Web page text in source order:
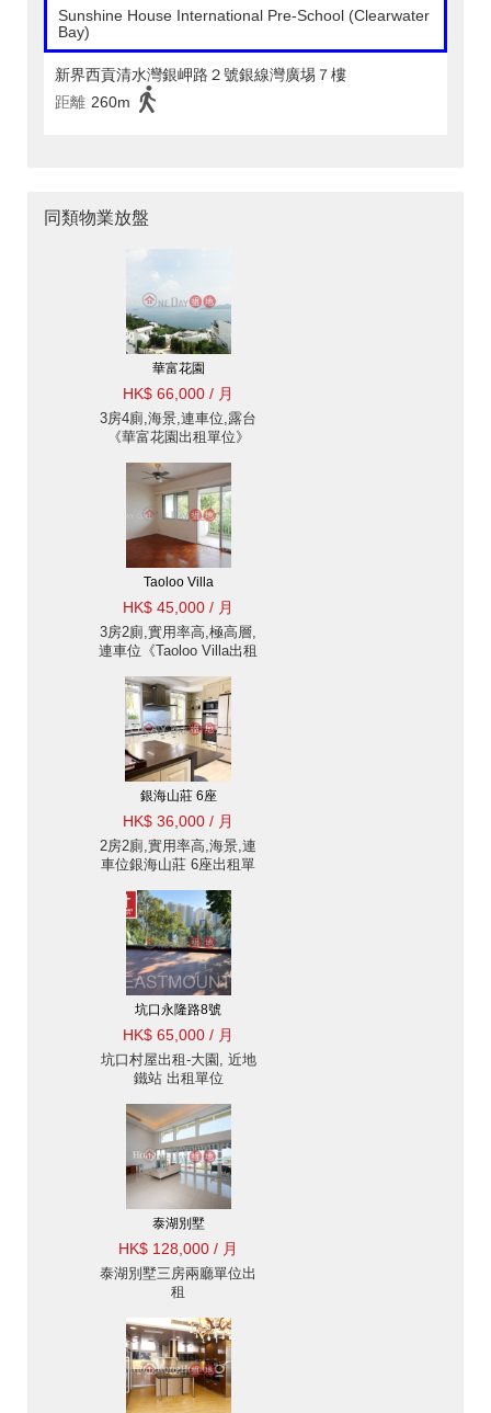
Sunshine House International Pre-School (Clearwater
Bay)
新界西貢清水灣銀岬路２號銀線灣廣埸７樓
距離 260m
同類物業放盤
華富花園
HK$ 66,000 / 月
3房4廁,海景,連車位,露台
《華富花園出租單位》
Taoloo Villa
HK$ 45,000 / 月
3房2廁,實用率高,極高層,
連車位《Taoloo Villa出租
銀海山莊 6座
HK$ 36,000 / 月
2房2廁,實用率高,海景,連
車位銀海山莊 6座出租單
坑口永隆路8號
HK$ 65,000 / 月
坑口村屋出租-大園, 近地
鐵站 出租單位
泰湖別墅
HK$ 128,000 / 月
泰湖別墅三房兩廳單位出
租